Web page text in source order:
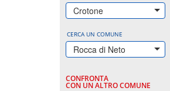
Crotone
CERCA UN COMUNE
Rocca di Neto
CONFRONTA
CON UN ALTRO COMUNE